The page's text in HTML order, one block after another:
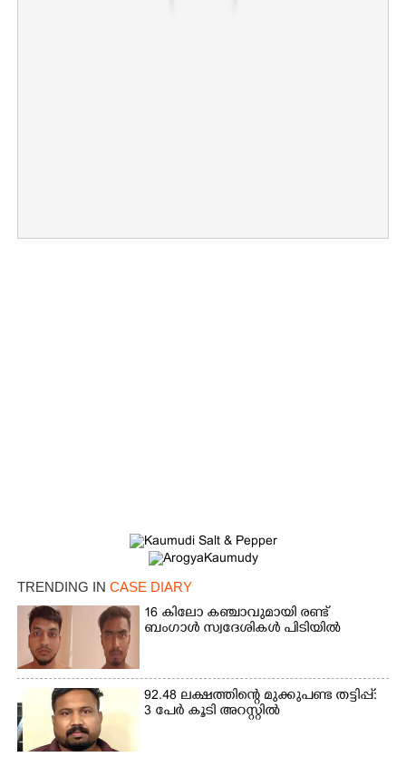
TRENDING IN CASE DIARY
16 കിലോ കഞ്ചാവുമായി രണ്ട്
ബംഗാൾ സ്വദേശികൾ പിടിയിൽ
92.48 ലക്ഷത്തിന്റെ മുക്കുപണ്ട തട്ടിപ്പ്:
3 പേർ കൂടി അറസ്റ്റിൽ